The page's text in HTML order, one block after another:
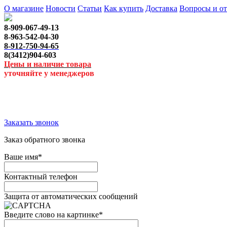
О магазине Новости Статьи Как купить Доставка Вопросы и
8-909-067-49-13
8-963-542-04-30
8-912-750-94-65
8(3412)904-603
Цены и наличие товара
уточняйте у менеджеров
Заказать звонок
Заказ обратного звонка
Ваше имя*
Контактный телефон
Защита от автоматических сообщений
Введите слово на картинке*